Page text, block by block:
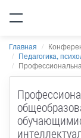
Главная
Педагогика,